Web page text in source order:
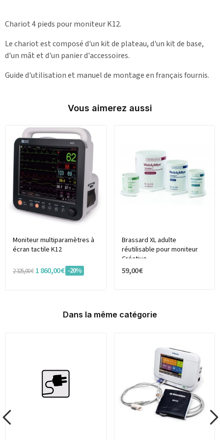
Chariot 4 pieds pour moniteur K12.
Le chariot est composé d'un kit de plateau, d'un kit de base,
d'un mât et d'un panier d'accessoires.
Guide d'utilisation et manuel de montage en français fournis.
Vous aimerez aussi
Moniteur multiparamètres à
écran tactile K12
2 325,00 € 1 860,00 € -20%
Brassard XL adulte
réutilisable pour moniteur
Créative
59,00 €
Dans la même catégorie